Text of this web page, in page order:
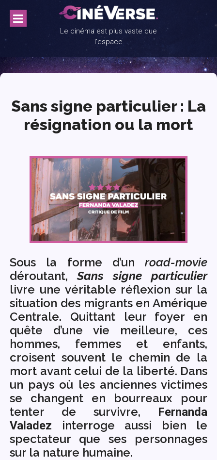
content
Le cinéma est plus vaste que
l'espace
Sans signe particulier : La
résignation ou la mort
Sous la forme d’un road-movie
déroutant,Sans signe particulier
livre une véritable réflexion sur la
situation des migrants en Amérique
Centrale. Quittant leur foyer en
quête d’une vie meilleure, ces
hommes, femmes et enfants,
croisent souvent le chemin de la
mort avant celui de la liberté. Dans
un pays où les anciennes victimes
se changent en bourreaux pour
tenter de survivre, Fernanda
Valadez interroge aussi bien le
spectateur que ses personnages
sur la nature humaine.